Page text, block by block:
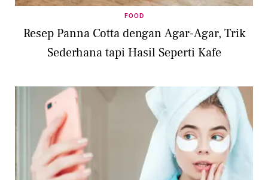
FOOD
Resep Panna Cotta dengan Agar-Agar, Trik
Sederhana tapi Hasil Seperti Kafe